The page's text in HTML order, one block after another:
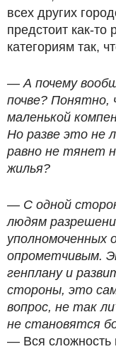
всех других
предстоит как-то
категориям так,
— А почему
почве? Понятно,
маленькой
Но разве это не
равно не тянет
жилья?
— С одной
людям
уполномоченных
опрометчивым.
генплану и
стороны, это
вопрос, не так
не становятся
— Вся сложность